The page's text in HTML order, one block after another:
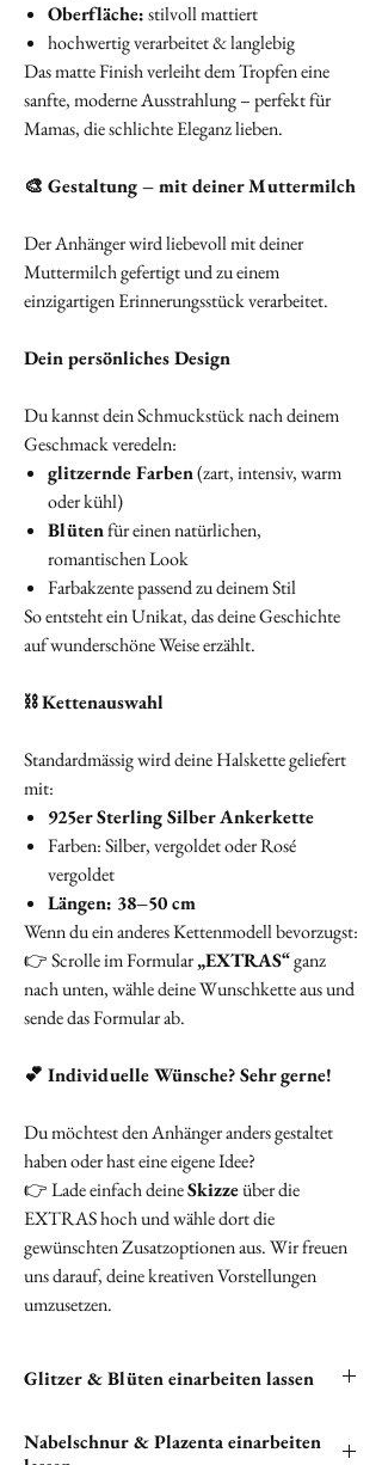
Oberfläche:stilvoll mattiert
hochwertig verarbeitet & langlebig
Das matte Finish verleiht dem Tropfen eine
sanfte, moderne Ausstrahlung – perfekt für
Mamas, die schlichte Eleganz lieben.
🎨 Gestaltung – mit deiner Muttermilch
Der Anhänger wird liebevoll mit deiner
Muttermilch gefertigt und zu einem
einzigartigen Erinnerungsstück verarbeitet.
Dein persönliches Design
Du kannst dein Schmuckstück nach deinem
Geschmack veredeln:
glitzernde Farben(zart, intensiv, warm
oder kühl)
Blütenfür einen natürlichen,
romantischen Look
Farbakzente passend zu deinem Stil
So entsteht ein Unikat, das deine Geschichte
auf wunderschöne Weise erzählt.
⛓️ Kettenauswahl
Standardmässig wird deine Halskette geliefert
mit:
925er Sterling Silber Ankerkette
Farben: Silber, vergoldet oder Rosé
vergoldet
Längen: 38–50 cm
Wenn du ein anderes Kettenmodell bevorzugst:
👉 Scrolle im Formular„EXTRAS“ganz
nach unten, wähle deine Wunschkette aus und
sende das Formular ab.
💕 Individuelle Wünsche? Sehr gerne!
Du möchtest den Anhänger anders gestaltet
haben oder hast eine eigene Idee?
👉 Lade einfach deineSkizzeüber die
EXTRAS hoch und wähle dort die
gewünschten Zusatzoptionen aus. Wir freuen
uns darauf, deine kreativen Vorstellungen
umzusetzen.
Glitzer & Blüten einarbeiten lassen
deine Halskette einarbeiten zu lassen. Bitte
Nabelschnur & Plazenta einarbeiten